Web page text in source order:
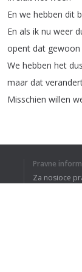
En we hebben dit
En als ik nu weer
opent dat gewoon
We hebben het dus
maar dat
Misschien willen
Pravne
Za nosioce